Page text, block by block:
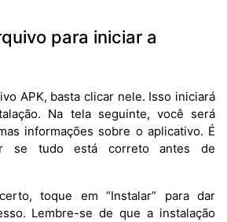
para iniciar a
APK, basta clicar nele. Isso iniciará
Na tela seguinte, você será
informações sobre o aplicativo. É
se tudo está correto antes de
toque em “Instalar” para dar
Lembre-se de que a instalação